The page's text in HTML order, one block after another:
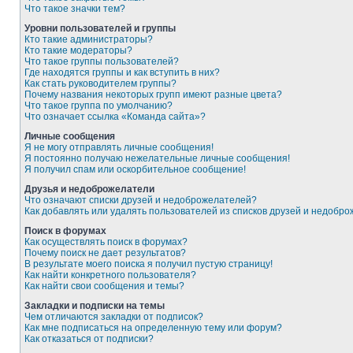
Что такое значки тем?
Уровни пользователей и группы
Кто такие администраторы?
Кто такие модераторы?
Что такое группы пользователей?
Где находятся группы и как вступить в них?
Как стать руководителем группы?
Почему названия некоторых групп имеют разные цвета?
Что такое группа по умолчанию?
Что означает ссылка «Команда сайта»?
Личные сообщения
Я не могу отправлять личные сообщения!
Я постоянно получаю нежелательные личные сообщения!
Я получил спам или оскорбительное сообщение!
Друзья и недоброжелатели
Что означают списки друзей и недоброжелателей?
Как добавлять или удалять пользователей из списков друзей и
Поиск в форумах
Как осуществлять поиск в форумах?
Почему поиск не дает результатов?
В результате моего поиска я получил пустую страницу!
Как найти конкретного пользователя?
Как найти свои сообщения и темы?
Закладки и подписки на темы
Чем отличаются закладки от подписок?
Как мне подписаться на определенную тему или форум?
Как отказаться от подписки?